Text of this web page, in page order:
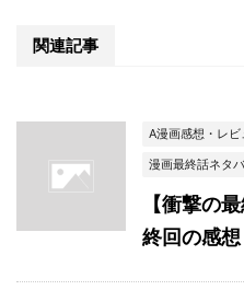
関連記事
A漫画感想・レビ
漫画最終話ネタ
【衝撃の
終回の感